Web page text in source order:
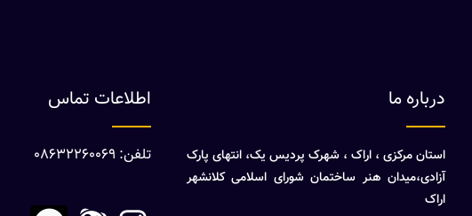
درباره ما
استان مرکزی ، اراک ، شهرک پردیس یک، انتهای پارک
آزادی،میدان هنر ساختمان شورای اسلامی کلانشهر
اراک
اطلاعات تماس
تلفن: 08632260069